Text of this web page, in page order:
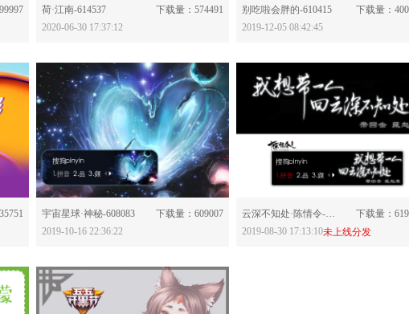
分享：
荷·江南-614537
下载量：574491
2020-06-30 17:37:12
分享：
别吃啦会胖的-610415
下载量：
2019-12-05 08:42:45
分享：
宇宙星球·神秘-608083
下载量：609007
2019-10-16 22:36:22
分享：
云深不知处·陈情令-605649
下载量：
2019-08-30 17:13:10未上线分发